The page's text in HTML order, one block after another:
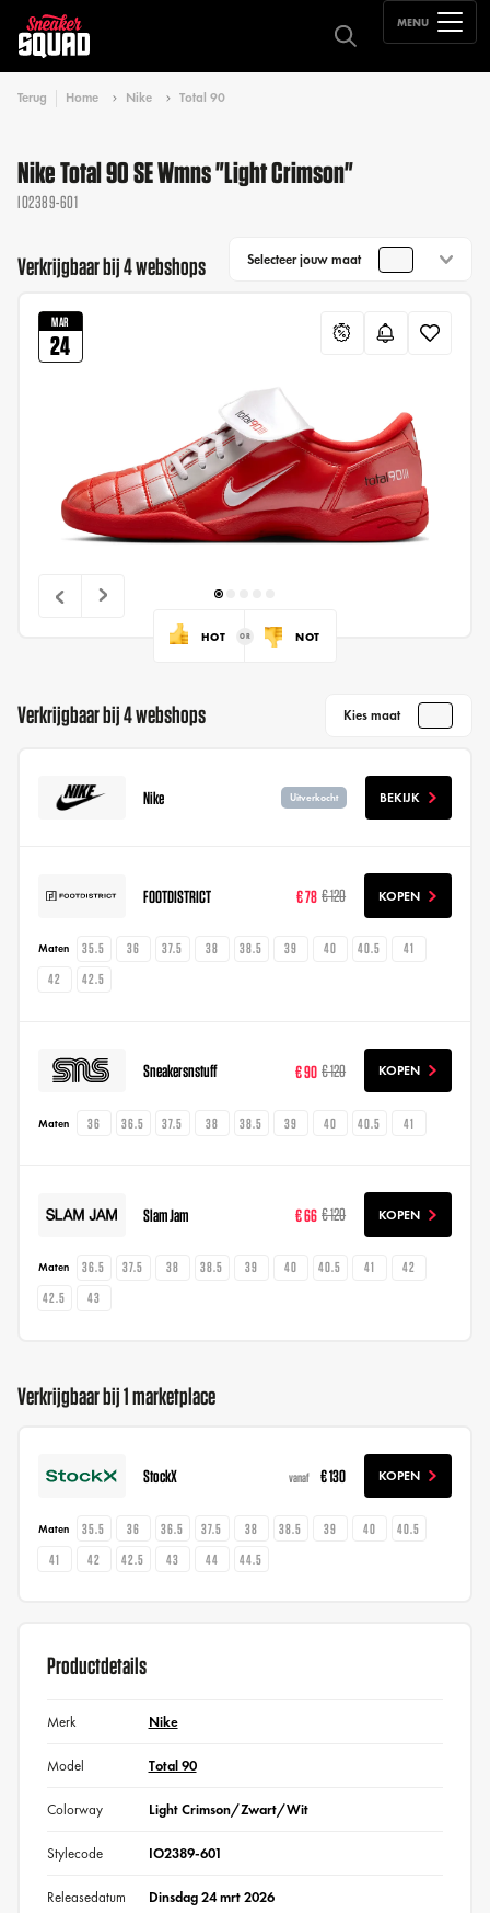
MENU
Terug Home Nike Total 90
Nike Total 90 SE Wmns "Light Crimson"
IO2389-601
Verkrijgbaar bij 4 webshops Selecteer jouw maat
MAR
24
HOT NOT
Verkrijgbaar bij 4 webshops Kies maat
Nike Uitverkocht BEKIJK
FOOTDISTRICT € 78 € 120 KOPEN
Maten 35.5 36 37.5 38 38.5 39 40 40.5
41
42
42.5
Sneakersnstuff € 90 € 120 KOPEN
Maten 36 36.5 37.5 38 38.5 39 40 40.5 41
Slam Jam € 66 € 120 KOPEN
Maten 36.5 37.5 38 38.5 39 40 40.5 41
42
42.5
43
Verkrijgbaar bij 1 marketplace
StockX vanaf € 130 KOPEN
Maten 35.5 36 36.5 37.5 38 38.5 39 40
40.5
41
42 42.5 43 44 44.5
Productdetails
Merk Nike
Model Total 90
Colorway Light Crimson/Zwart/Wit
Stylecode IO2389-601
Releasedatum Dinsdag 24 mrt 2026